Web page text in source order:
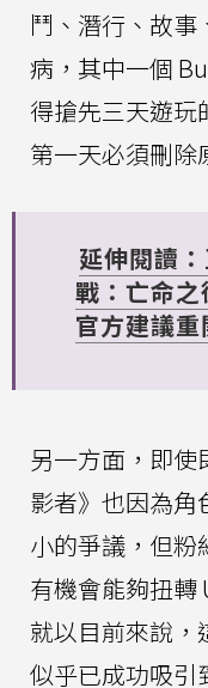
鬥、潛行、故
病，其中一個
得搶先三天遊玩
第一天必須刪除
延伸閱讀
戰：亡命
官方建議
另一方面，即使
影者》也因為角
小的爭議，但粉
有機會能夠扭轉
就以目前來說，
似乎已成功吸引